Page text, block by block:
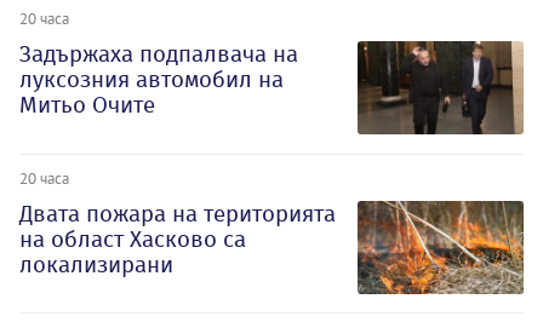
20 часа
Задържаха подпалвача на
луксозния автомобил на
Митьо Очите
20 часа
Двата пожара на територията
на област Хасково са
локализирани